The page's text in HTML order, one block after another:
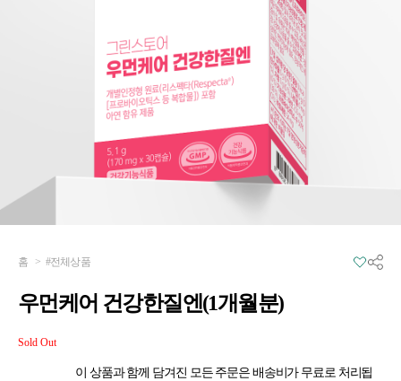
홈 >#전체상품
우먼케어 건강한질엔(1개월분)
Sold Out
이 상품과 함께 담겨진 모든 주문은 배송비가 무료로 처리됩